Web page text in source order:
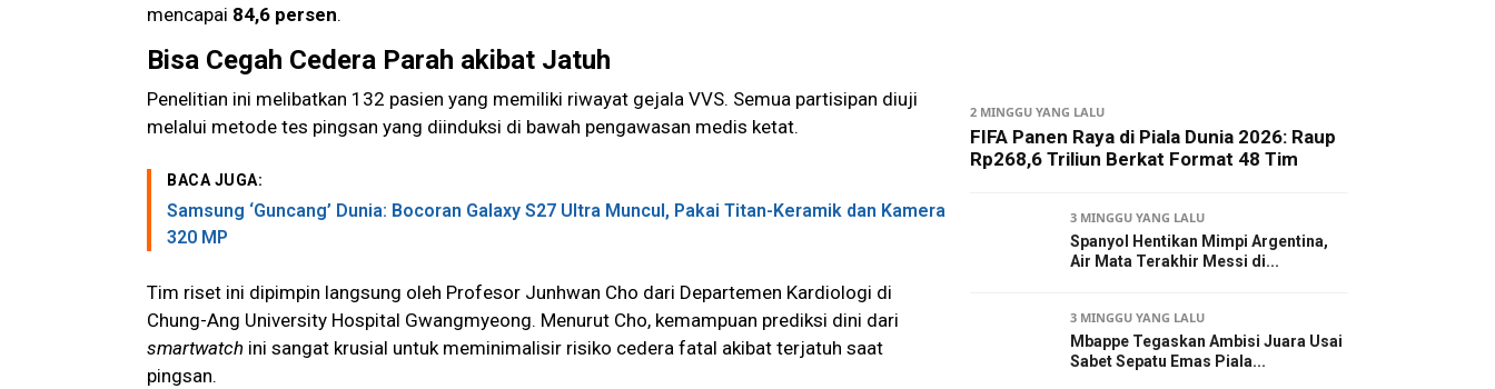
mencapai 84,6 persen.
Bisa Cegah Cedera Parah akibat Jatuh
Penelitian ini melibatkan 132 pasien yang memiliki riwayat gejala VVS. Semua partisipan diuji
melalui metode tes pingsan yang diinduksi di bawah pengawasan medis ketat.
BACA JUGA:
Samsung ‘Guncang’ Dunia: Bocoran Galaxy S27 Ultra Muncul, Pakai Titan-Keramik dan Kamera
320 MP
Tim riset ini dipimpin langsung oleh Profesor Junhwan Cho dari Departemen Kardiologi di
Chung-Ang University Hospital Gwangmyeong. Menurut Cho, kemampuan prediksi dini dari
smartwatch ini sangat krusial untuk meminimalisir risiko cedera fatal akibat terjatuh saat
pingsan.
2 MINGGU YANG LALU
FIFA Panen Raya di Piala Dunia 2026: Raup
Rp268,6 Triliun Berkat Format 48 Tim
3 MINGGU YANG LALU
Spanyol Hentikan Mimpi Argentina,
Air Mata Terakhir Messi di...
3 MINGGU YANG LALU
Mbappe Tegaskan Ambisi Juara Usai
Sabet Sepatu Emas Piala...